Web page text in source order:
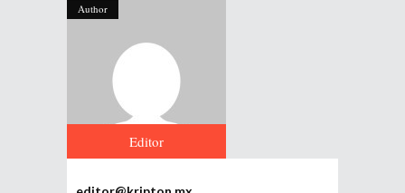
Author
Editor